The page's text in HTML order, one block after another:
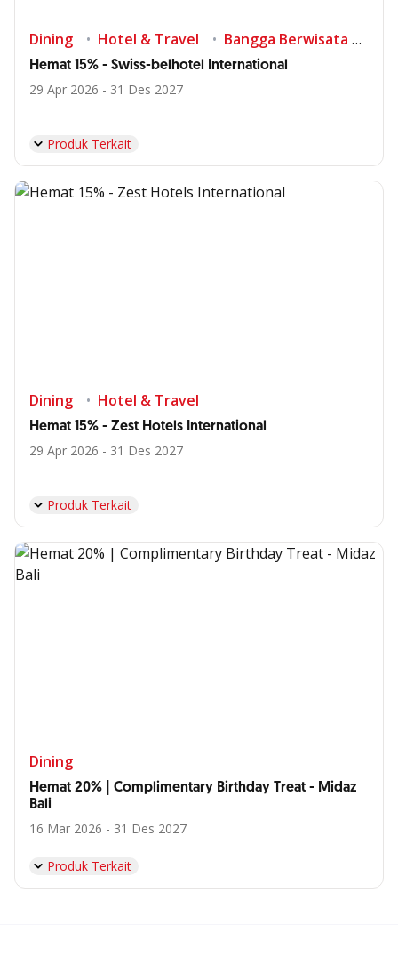
Dining Hotel & Travel Bangga Berwisata di Indonesia
Hemat 15% - Swiss-belhotel International
29 Apr 2026 - 31 Des 2027
Produk Terkait
Dining Hotel & Travel
Hemat 15% - Zest Hotels International
29 Apr 2026 - 31 Des 2027
Produk Terkait
Dining
Hemat 20% | Complimentary Birthday Treat - Midaz
Bali
16 Mar 2026 - 31 Des 2027
Produk Terkait